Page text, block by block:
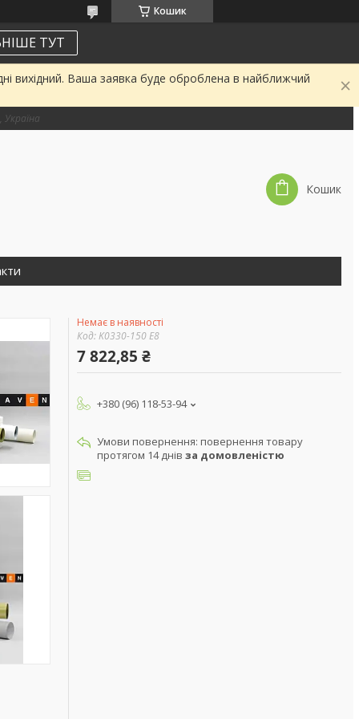
Кошик
ТУТ
вихідний. Ваша заявка буде оброблена в найближчий
Україна
Кошик
Немає в наявності
Код:K0330-150 E8
7 822,85 ₴
+380 (96) 118-53-94
повернення товару
протягом 14 днів за домовленістю